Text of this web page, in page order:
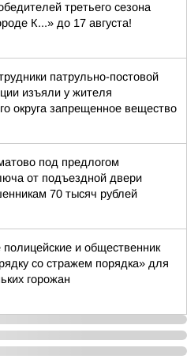
третьего сезона
К...» до 17 августа!
патрульно-постовой
изъяли у жителя
округа запрещенное вещество
под предлогом
от подъездной двери
70 тысяч рублей
и общественник
со стражем порядка» для
горожан